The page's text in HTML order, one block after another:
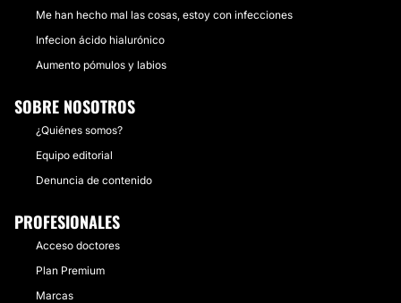
Me han hecho mal las cosas, estoy con infecciones
Infecion ácido hialurónico
Aumento pómulos y labios
SOBRE NOSOTROS
¿Quiénes somos?
Equipo editorial
Denuncia de contenido
PROFESIONALES
Acceso doctores
Plan Premium
Marcas